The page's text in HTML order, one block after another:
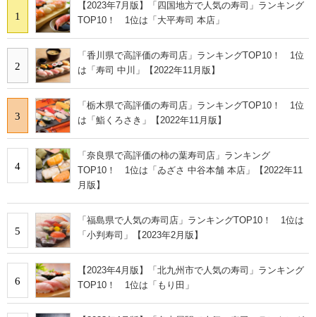
1
【2023年7月版】「四国地方で人気の寿司」ランキング
TOP10！ 1位は「大平寿司 本店」
2
「香川県で高評価の寿司店」ランキングTOP10！ 1位
は「寿司 中川」【2022年11月版】
3
「栃木県で高評価の寿司店」ランキングTOP10！ 1位
は「鮨くろさき」【2022年11月版】
4
「奈良県で高評価の柿の葉寿司店」ランキング
TOP10！ 1位は「ゐざさ 中谷本舗 本店」【2022年11
月版】
5
「福島県で人気の寿司店」ランキングTOP10！ 1位は
「小判寿司」【2023年2月版】
6
【2023年4月版】「北九州市で人気の寿司」ランキング
TOP10！ 1位は「もり田」